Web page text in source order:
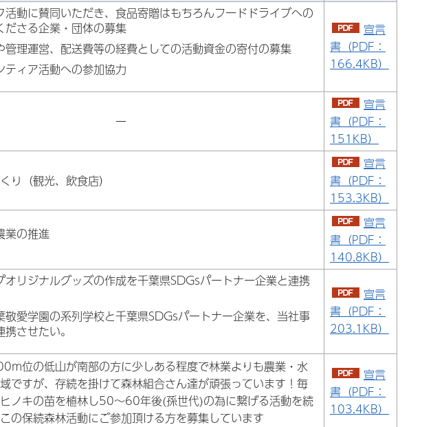
活動に賛同いただき、食品寄贈はもちろんフードドライブへの
ださる企業・団体の募集
管理運営、配送費等の経費としての活動資金の寄付の募集
ティア活動への参加協力
宣言
書（PDF：
166.4KB）
ー
宣言
書（PDF：
151KB）
り（観光、飲食店）
宣言
書（PDF：
153.3KB）
業の推進
宣言
書（PDF：
140.8KB）
オリジナルグッズの作成を千葉県SDGsパートナー企業と連携
敬愛学園の系列学校と千葉県SDGsパートナー企業を、当社事
させたい。
宣言
書（PDF：
203.1KB）
位の低山が南部の方に少しある程度で林業よりも農業・水
ですが、存続を掛けて森林組合さん達が頑張っています！毎
ノキの苗を植林し50～60年後(孫世代)の為に繋げる活動を続
の保続森林活動にご参加頂ける方を募集しています
宣言
書（PDF：
103.4KB）